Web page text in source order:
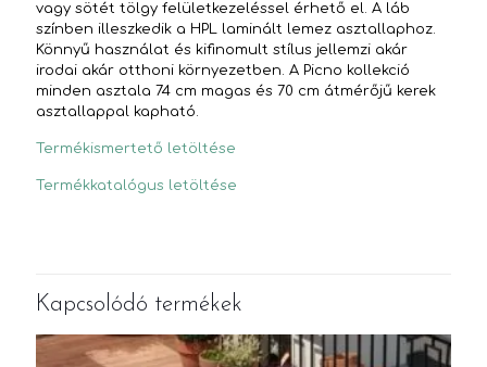
vagy sötét tölgy felületkezeléssel érhető el. A láb
színben illeszkedik a HPL laminált lemez asztallaphoz.
Könnyű használat és kifinomult stílus jellemzi akár
irodai akár otthoni környezetben. A Picno kollekció
minden asztala 74 cm magas és 70 cm átmérőjű kerek
asztallappal kapható.
Termékismertető letöltése
Termékkatalógus letöltése
Kapcsolódó termékek